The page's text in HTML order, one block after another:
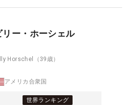
リー・ホーシェル
Horschel （39歳）
アメリカ合衆国
世界ランキング